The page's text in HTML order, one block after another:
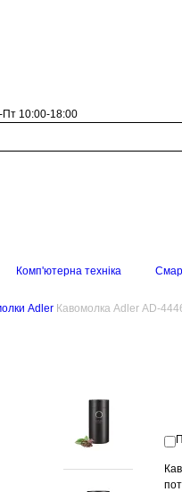
10:00-18:00
Комп'ютерна техніка
Adler Кавомолка Adler AD-